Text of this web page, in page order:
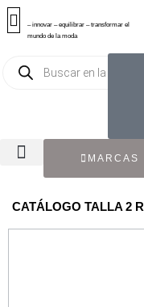
– innovar – equilibrar – transformar el
mundo de la moda
MARCAS
CATÁLOGO TALLA 2 R